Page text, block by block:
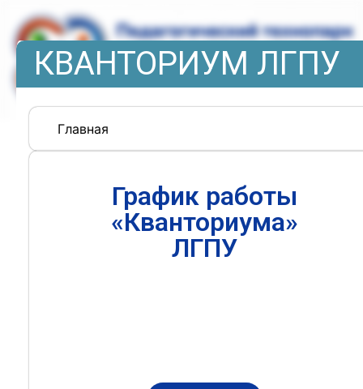
КВАНТОРИУМ ЛГПУ
Главная
График работы
«Кванториума»
ЛГПУ